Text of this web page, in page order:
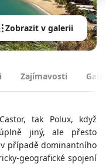
Zobrazit v galerii
Zajímavosti
tak Polux, když
jiný, ale přesto
případě dominantního
geografické spojení